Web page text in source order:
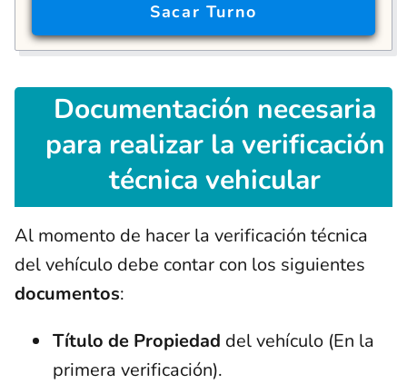
Sacar Turno
Documentación necesaria
para realizar la verificación
técnica vehicular
Al momento de hacer la verificación técnica
del vehículo debe contar con los siguientes
documentos:
Título de Propiedad del vehículo (En la
primera verificación).